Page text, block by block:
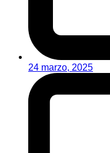
24 marzo, 2025